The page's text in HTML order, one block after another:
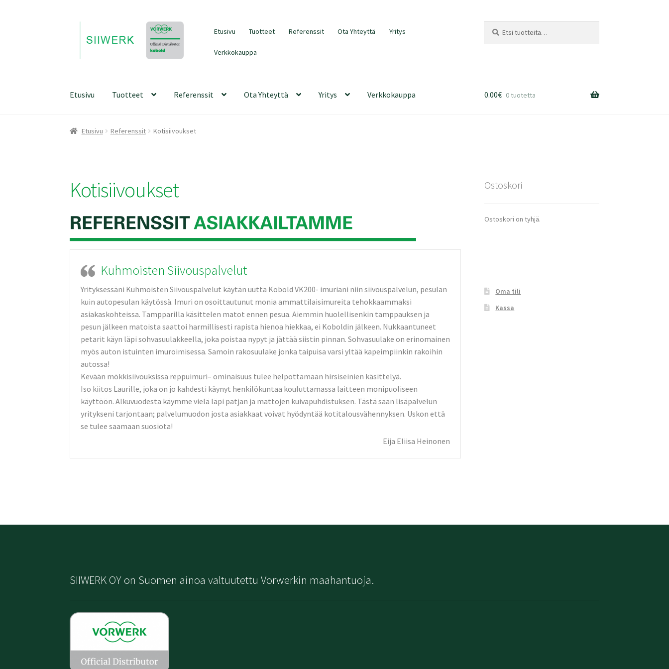
navigointiin
sisältöön
Etusivu Tuotteet Referenssit Ota Yhteyttä Yritys
Verkkokauppa
Etusivu Tuotteet Referenssit Ota Yhteyttä Yritys Verkkokauppa 0.00€ 0 tuotetta
Etusivu Referenssit Kotisiivoukset
Kotisiivoukset
Kuhmoisten Siivouspalvelut
Yrityksessäni Kuhmoisten Siivouspalvelut käytän uutta Kobold VK200- imuriani niin siivouspalvelun, pesulan
kuin autopesulan käytössä. Imuri on osoittautunut monia ammattilaisimureita tehokkaammaksi
asiakaskohteissa. Tampparilla käsittelen matot ennen pesua. Aiemmin huolellisenkin tamppauksen ja
pesun jälkeen matoista saattoi harmillisesti rapista hienoa hiekkaa, ei Koboldin jälkeen. Nukkaantuneet
petarit käyn läpi sohvasuulakkeella, joka poistaa nypyt ja jättää siistin pinnan. Sohvasuulake on erinomainen
myös auton istuinten imuroimisessa. Samoin rakosuulake jonka taipuisa varsi yltää kapeimpiinkin rakoihin
autossa!
Kevään mökkisiivouksissa reppuimuri– ominaisuus tulee helpottamaan hirsiseinien käsittelyä.
Iso kiitos Laurille, joka on jo kahdesti käynyt henkilökuntaa kouluttamassa laitteen monipuoliseen
käyttöön. Alkuvuodesta käymme vielä läpi patjan ja mattojen kuivapuhdistuksen. Tästä saan lisäpalvelun
yritykseni tarjontaan; palvelumuodon josta asiakkaat voivat hyödyntää kotitalousvähennyksen. Uskon että
se tulee saamaan suosiota!
Eija Eliisa Heinonen
Ostoskori
Ostoskori on tyhjä.
Oma tili
Kassa
SIIWERK OY on Suomen ainoa valtuutettu Vorwerkin maahantuoja.